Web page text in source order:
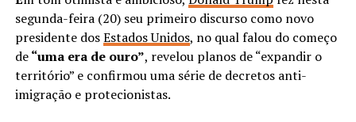
confiança na cooperação
vantajosa para todos”, disse
o líder chinês.
segunda-feira (20) seu primeiro discurso como novo
presidente dosEstados Unidos, no qual falou do começo
de“uma era de ouro”, revelou planos de “expandir o
território” e confirmou uma série de decretos anti-
imigração e protecionistas.